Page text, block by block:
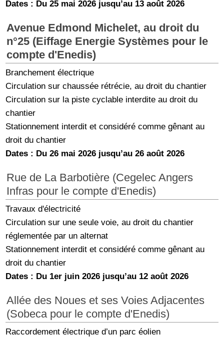
Dates : Du 25 mai 2026 jusqu’au 13 août 2026
Avenue Edmond Michelet, au droit du
n°25 (Eiffage Energie Systèmes pour le
compte d'Enedis)
Branchement électrique
Circulation sur chaussée rétrécie, au droit du chantier
Circulation sur la piste cyclable interdite au droit du
chantier
Stationnement interdit et considéré comme gênant au
droit du chantier
Dates : Du 26 mai 2026 jusqu’au 26 août 2026
Rue de La Barbotière (Cegelec Angers
Infras pour le compte d'Enedis)
Travaux d'électricité
Circulation sur une seule voie, au droit du chantier
réglementée par un alternat
Stationnement interdit et considéré comme gênant au
droit du chantier
Dates : Du 1er juin 2026 jusqu’au 12 août 2026
Allée des Noues et ses Voies Adjacentes
(Sobeca pour le compte d'Enedis)
Raccordement électrique d’un parc éolien